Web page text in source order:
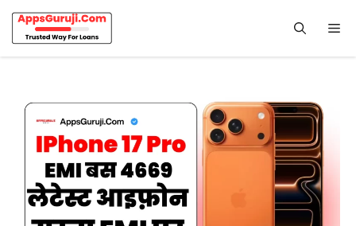
content